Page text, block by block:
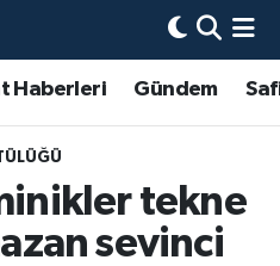
Haberleri Gündem
tekne
sevinci